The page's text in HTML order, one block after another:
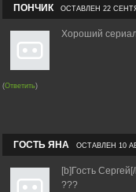
ПОНЧИК ОСТАВЛЕН 22
Хороший сериал
(Ответить)
ГОСТЬ ЯНА ОСТАВЛЕН 10
[b]Гость
???